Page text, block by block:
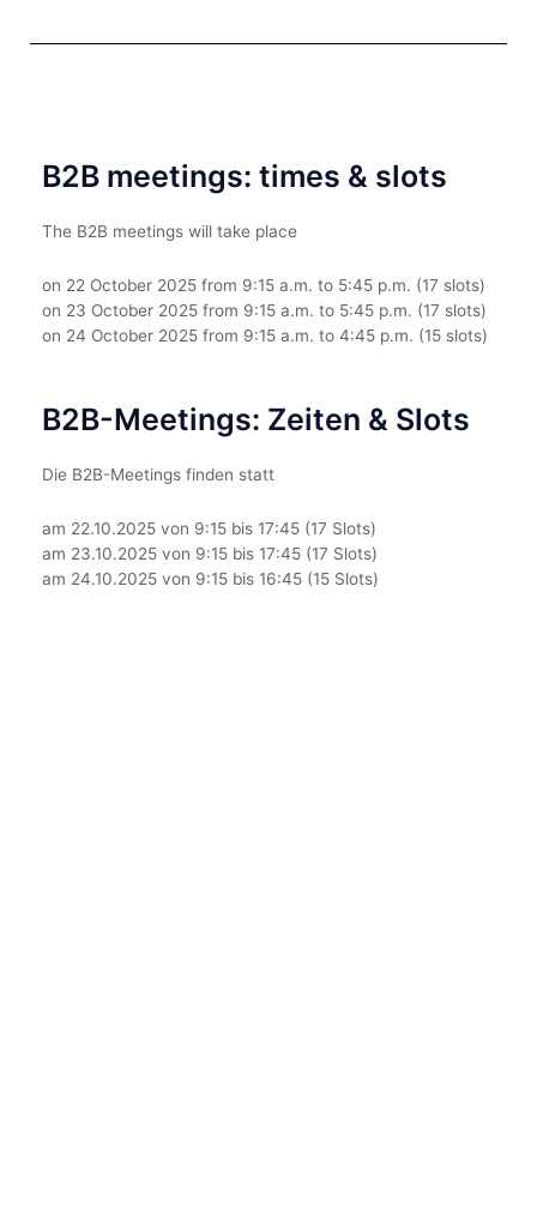
B2B meetings: times & slots
The B2B meetings will take place
on 22 October 2025 from 9:15 a.m. to 5:45 p.m. (17 slots)
on 23 October 2025 from 9:15 a.m. to 5:45 p.m. (17 slots)
on 24 October 2025 from 9:15 a.m. to 4:45 p.m. (15 slots)
B2B-Meetings: Zeiten & Slots
Die B2B-Meetings finden statt
am 22.10.2025 von 9:15 bis 17:45 (17 Slots)
am 23.10.2025 von 9:15 bis 17:45 (17 Slots)
am 24.10.2025 von 9:15 bis 16:45 (15 Slots)